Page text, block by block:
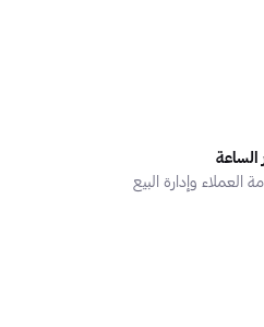
الساعة
وإدارة البيع